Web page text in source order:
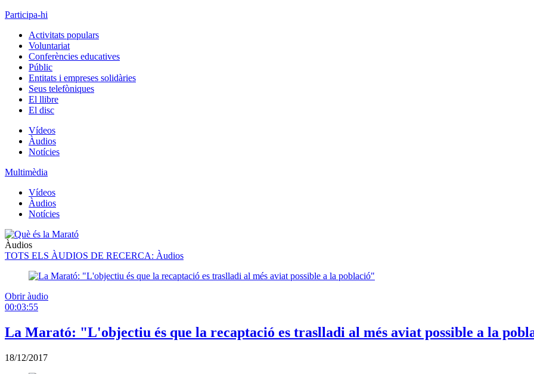
Participa-hi
Activitats populars
Voluntariat
Conferències educatives
Públic
Entitats i empreses solidàries
Seus telefòniques
El llibre
El disc
Vídeos
Àudios
Notícies
Multimèdia
Vídeos
Àudios
Notícies
Àudios
TOTS ELS ÀUDIOS DE RECERCA: Àudios
Obrir àudio
00:03:55
La Marató: "L'objectiu és que la recaptació es traslladi al més aviat possible a la
18/12/2017